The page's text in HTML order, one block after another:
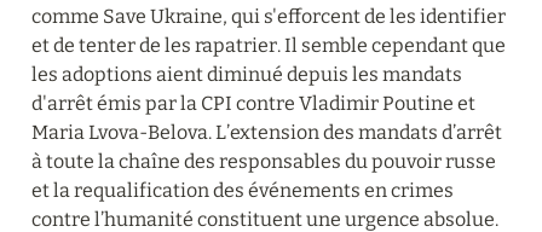
comme Save Ukraine, qui s'efforcent de les identifier
et de tenter de les rapatrier. Il semble cependant que
les adoptions aient diminué depuis les mandats
d'arrêt émis par la CPI contre Vladimir Poutine et
Maria Lvova-Belova. L’extension des mandats d’arrêt
à toute la chaîne des responsables du pouvoir russe
et la requalification des événements en crimes
contre l’humanité constituent une urgence absolue.